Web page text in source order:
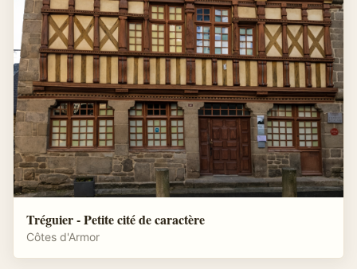
Tréguier - Petite cité de caractère
Côtes d'Armor